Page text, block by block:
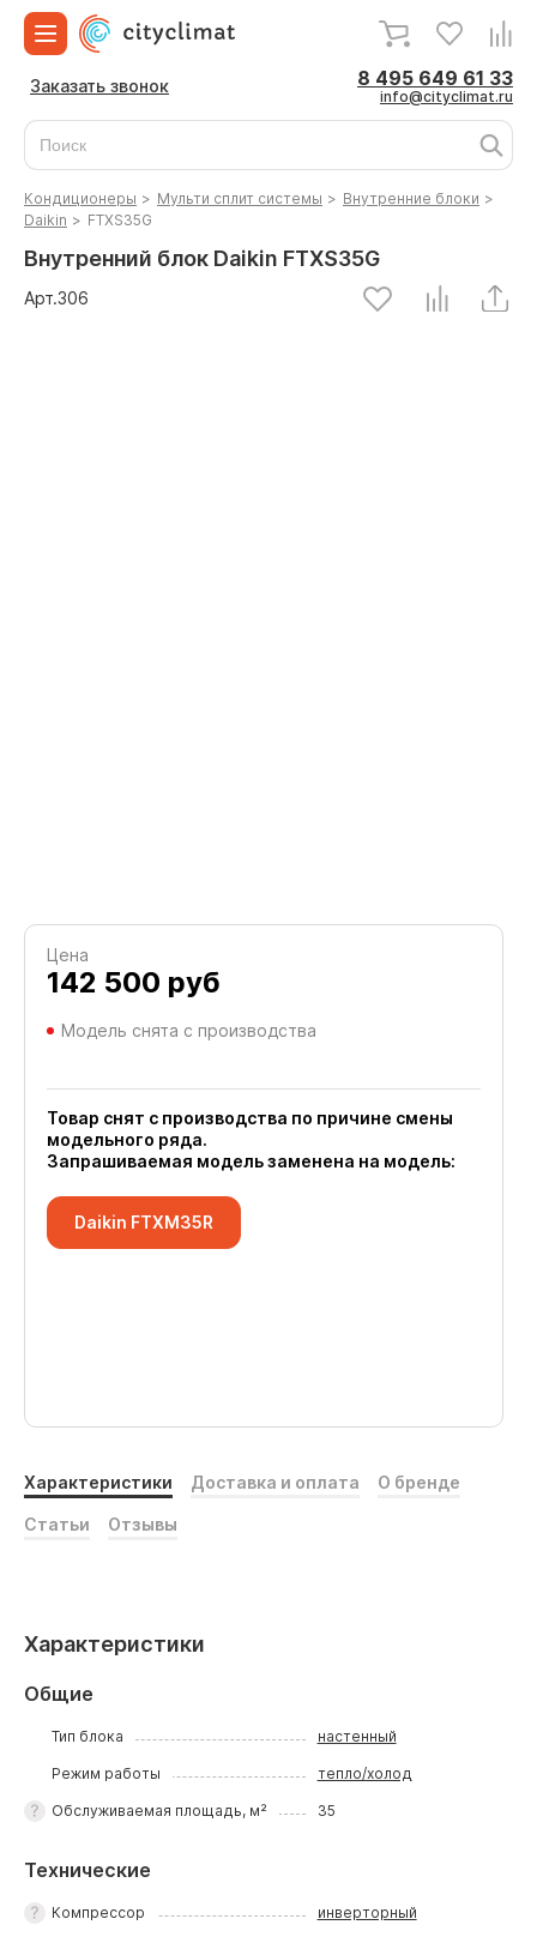
Заказать звонок 8 495 649 61 33
info@cityclimat.ru
Кондиционеры > Мульти сплит системы > Внутренние блоки >
Daikin > FTXS35G
Внутренний блок Daikin FTXS35G
Арт.306
Цена
142 500 руб
Модель снята с производства
Товар снят с производства по причине смены
модельного ряда.
Запрашиваемая модель заменена на модель:
Daikin FTXM35R
Характеристики Доставка и оплата О бренде
Статьи Отзывы
Характеристики
Общие
Тип блока настенный
Режим работы тепло/холод
Обслуживаемая площадь, м² 35
Технические
Компрессор инверторный